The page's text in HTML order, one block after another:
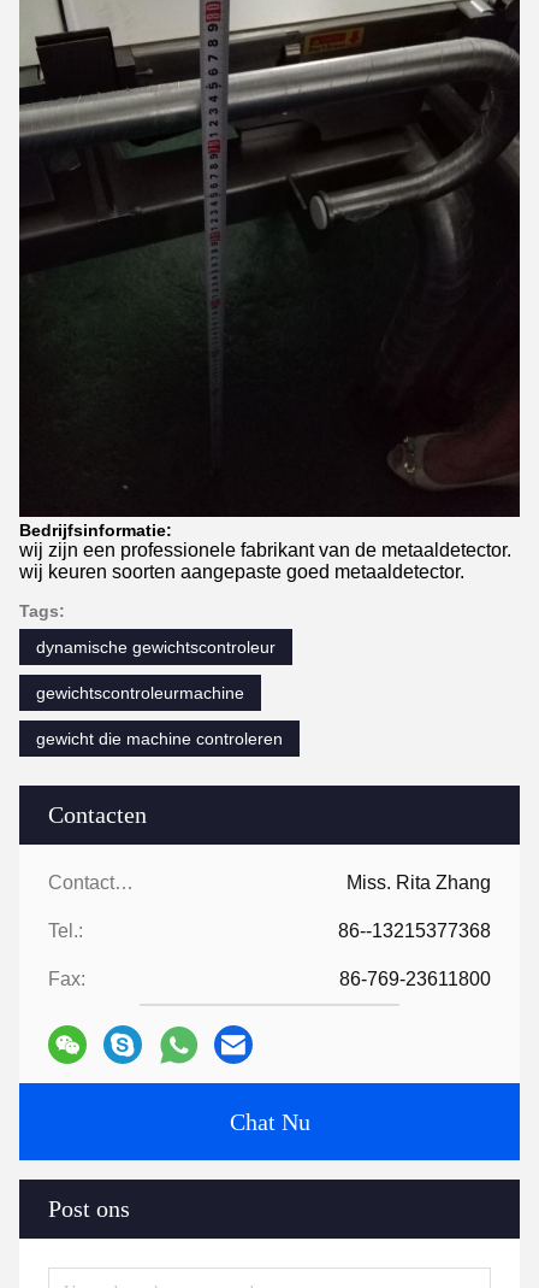
Contacten
Contacten: Miss. Rita Zhang
Tel.: 86--13215377368
Fax: 86-769-23611800
Chat Nu
Post ons
Bedrijfsinformatie:
wij zijn een professionele fabrikant van de metaaldetector.
wij keuren soorten aangepaste goed metaaldetector.
Tags:
dynamische gewichtscontroleur
gewichtscontroleurmachine
gewicht die machine controleren